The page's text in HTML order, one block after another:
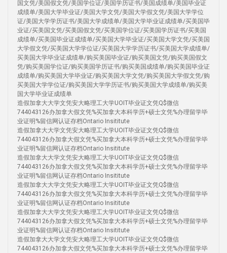
国文凭/美国假文凭/美国学位证/美国学历证书/美国成绩单/美国毕业证
成绩单/美国大学毕业证/美国大学文凭/美国大学假文凭/美国大学学位
证/美国大学学历证书/美国大学成绩单/美国大学毕业证成绩单/买美国毕
业证/买美国文凭/买美国假文凭/买美国学位证/买美国学历证书/买美国
成绩单/买美国毕业证成绩单/买美国大学毕业证/买美国大学文凭/买美国
大学假文凭/买美国大学学位证/买美国大学学历证书/买美国大学成绩单/
买美国大学毕业证成绩单/购买美国毕业证/购买美国文凭/购买美国假文
凭/购买美国学位证/购买美国学历证书/购买美国成绩单/购买美国毕业证
成绩单/购买美国大学毕业证/购买美国大学文凭/购买美国大学假文凭/购
买美国大学学位证/购买美国大学学历证书/购买美国大学成绩单/购买美
国大学毕业证成绩单
造假加拿大大学文凭安大略理工大学UOIT毕业证文凭Q$微信
744043126办加拿大假文凭%买加拿大本科学历+硕士文凭%办理留学毕
业证明%留信网认证存档Ontario Insititute
造假加拿大大学文凭安大略理工大学UOIT毕业证文凭Q$微信
744043126办加拿大假文凭%买加拿大本科学历+硕士文凭%办理留学毕
业证明%留信网认证存档Ontario Insititute
造假加拿大大学文凭安大略理工大学UOIT毕业证文凭Q$微信
744043126办加拿大假文凭%买加拿大本科学历+硕士文凭%办理留学毕
业证明%留信网认证存档Ontario Insititute
造假加拿大大学文凭安大略理工大学UOIT毕业证文凭Q$微信
744043126办加拿大假文凭%买加拿大本科学历+硕士文凭%办理留学毕
业证明%留信网认证存档Ontario Insititute
造假加拿大大学文凭安大略理工大学UOIT毕业证文凭Q$微信
744043126办加拿大假文凭%买加拿大本科学历+硕士文凭%办理留学毕
业证明%留信网认证存档Ontario Insititute
造假加拿大大学文凭安大略理工大学UOIT毕业证文凭Q$微信
744043126办加拿大假文凭%买加拿大本科学历+硕士文凭%办理留学毕